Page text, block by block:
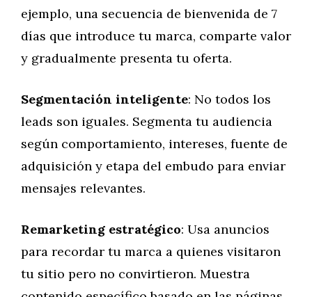
ejemplo, una secuencia de bienvenida de 7
días que introduce tu marca, comparte valor
y gradualmente presenta tu oferta.
Segmentación inteligente: No todos los
leads son iguales. Segmenta tu audiencia
según comportamiento, intereses, fuente de
adquisición y etapa del embudo para enviar
mensajes relevantes.
Remarketing estratégico: Usa anuncios
para recordar tu marca a quienes visitaron
tu sitio pero no convirtieron. Muestra